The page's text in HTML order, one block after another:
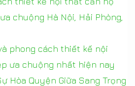
chuộng Hà Nội, Hải Phòng,
phong cách thiết kế nội
ưa chuộng nhất hiện nay
Hòa Quyện Giữa Sang Trọng